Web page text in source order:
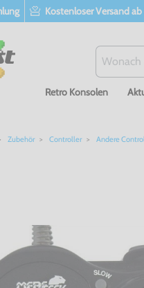
Kostenloser Versand
Retro Konsolen
Zubehör Controller Andere